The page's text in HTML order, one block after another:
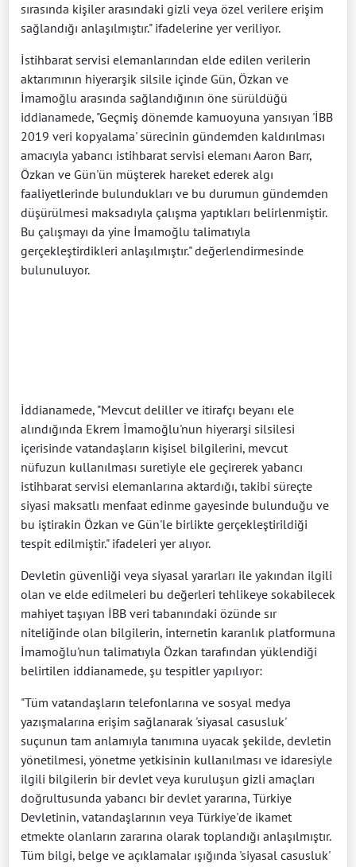
sırasında kişiler arasındaki gizli veya özel verilere erişim
sağlandığı anlaşılmıştır." ifadelerine yer veriliyor.
İstihbarat servisi elemanlarından elde edilen verilerin
aktarımının hiyerarşik silsile içinde Gün, Özkan ve
İmamoğlu arasında sağlandığının öne sürüldüğü
iddianamede, "Geçmiş dönemde kamuoyuna yansıyan 'İBB
2019 veri kopyalama' sürecinin gündemden kaldırılması
amacıyla yabancı istihbarat servisi elemanı Aaron Barr,
Özkan ve Gün'ün müşterek hareket ederek algı
faaliyetlerinde bulundukları ve bu durumun gündemden
düşürülmesi maksadıyla çalışma yaptıkları belirlenmiştir.
Bu çalışmayı da yine İmamoğlu talimatıyla
gerçekleştirdikleri anlaşılmıştır." değerlendirmesinde
bulunuluyor.
İddianamede, "Mevcut deliller ve itirafçı beyanı ele
alındığında Ekrem İmamoğlu'nun hiyerarşi silsilesi
içerisinde vatandaşların kişisel bilgilerini, mevcut
nüfuzun kullanılması suretiyle ele geçirerek yabancı
istihbarat servisi elemanlarına aktardığı, takibi süreçte
siyasi maksatlı menfaat edinme gayesinde bulunduğu ve
bu iştirakin Özkan ve Gün'le birlikte gerçekleştirildiği
tespit edilmiştir." ifadeleri yer alıyor.
Devletin güvenliği veya siyasal yararları ile yakından ilgili
olan ve elde edilmeleri bu değerleri tehlikeye sokabilecek
mahiyet taşıyan İBB veri tabanındaki özünde sır
niteliğinde olan bilgilerin, internetin karanlık platformuna
İmamoğlu'nun talimatıyla Özkan tarafından yüklendiği
belirtilen iddianamede, şu tespitler yapılıyor:
"Tüm vatandaşların telefonlarına ve sosyal medya
yazışmalarına erişim sağlanarak 'siyasal casusluk'
suçunun tam anlamıyla tanımına uyacak şekilde, devletin
yönetilmesi, yönetme yetkisinin kullanılması ve idaresiyle
ilgili bilgilerin bir devlet veya kuruluşun gizli amaçları
doğrultusunda yabancı bir devlet yararına, Türkiye
Devletinin, vatandaşlarının veya Türkiye'de ikamet
etmekte olanların zararına olarak toplandığı anlaşılmıştır.
Tüm bilgi, belge ve açıklamalar ışığında 'siyasal casusluk'